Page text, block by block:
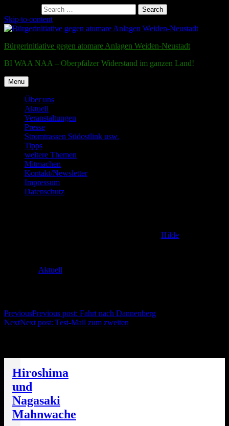
Search
Skip to content
Bürgerinitiative gegen atomare Anlagen Weiden-Neustadt
BI WAA NAA – Oberpfälzer Widerstand im ganzen Land!
Menu
Über uns
Aktuell
Veranstaltungen
Presse
Stromtrassen Südostlink usw.
Tipps
weitere Themen
Mitmachen
Kontakt/Newsletter
Impressum
Datenschutz
Hilde
Aktuell
PreviousPrevious post: Fahrt nach Dannenberg
NextNext post: Test-Mail zum zweiten
Hiroshima
und
Nagasaki
Mahnwache